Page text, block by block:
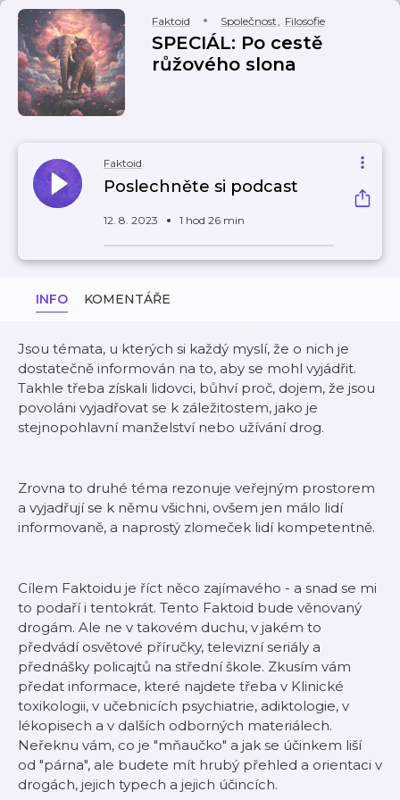
Faktoid Společnost, Filosofie
SPECIÁL: Po cestě
růžového slona
Faktoid
Poslechněte si podcast
12. 8. 2023 1 hod 26 min
INFO KOMENTÁŘE
Jsou témata, u kterých si každý myslí, že o nich je
dostatečně informován na to, aby se mohl vyjádřit.
Takhle třeba získali lidovci, bůhví proč, dojem, že jsou
povoláni vyjadřovat se k záležitostem, jako je
stejnopohlavní manželství nebo užívání drog.
Zrovna to druhé téma rezonuje veřejným prostorem
a vyjadřují se k němu všichni, ovšem jen málo lidí
informovaně, a naprostý zlomeček lidí kompetentně.
Cílem Faktoidu je říct něco zajímavého - a snad se mi
to podaří i tentokrát. Tento Faktoid bude věnovaný
drogám. Ale ne v takovém duchu, v jakém to
předvádí osvětové příručky, televizní seriály a
přednášky policajtů na střední škole. Zkusím vám
předat informace, které najdete třeba v Klinické
toxikologii, v učebnicích psychiatrie, adiktologie, v
lékopisech a v dalších odborných materiálech.
Neřeknu vám, co je "mňaučko" a jak se účinkem liší
od "párna", ale budete mít hrubý přehled a orientaci v
drogách, jejich typech a jejich účincích.